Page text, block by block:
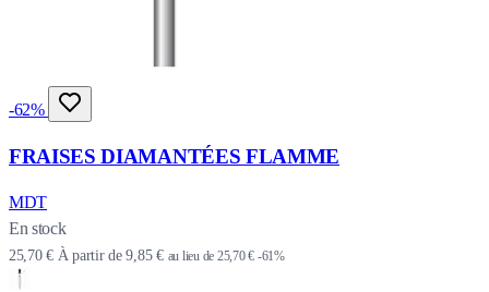
-62%
FRAISES DIAMANTÉES FLAMME
MDT
En stock
25,70 € À partir de 9,85 € au lieu de 25,70 € -61%